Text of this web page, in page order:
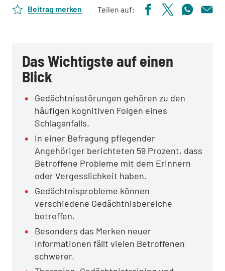
Beitrag merken Teilen auf:
Das Wichtigste auf einen
Blick
Gedächtnisstörungen gehören zu den
häufigen kognitiven Folgen eines
Schlaganfalls.
In einer Befragung pflegender
Angehöriger berichteten 59 Prozent, dass
Betroffene Probleme mit dem Erinnern
oder Vergesslichkeit haben.
Gedächtnisprobleme können
verschiedene Gedächtnisbereiche
betreffen.
Besonders das Merken neuer
Informationen fällt vielen Betroffenen
schwerer.